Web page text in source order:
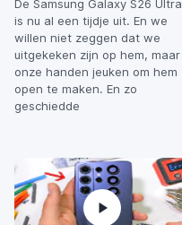
De Samsung Galaxy S26 Ultra
is nu al een tijdje uit. En we
willen niet zeggen dat we
uitgekeken zijn op hem, maar
onze handen jeuken om hem
open te maken. En zo
geschiedde